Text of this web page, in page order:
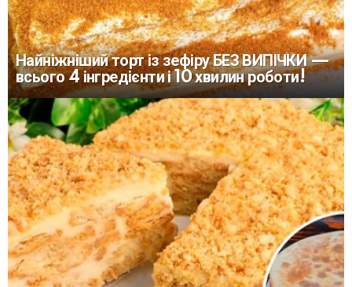
Найніжніший торт із зефіру БЕЗ ВИПІЧКИ —
всього 4 інгредієнти і 10 хвилин роботи!